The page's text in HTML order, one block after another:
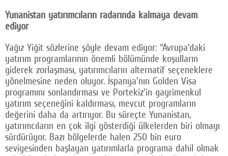
Yunanistan yatırımcıların radarında kalmaya devam
ediyor
Yağız Yiğit sözlerine şöyle devam ediyor: “Avrupa'daki
yatırım programlarının önemli bölümünde koşulların
giderek zorlaşması, yatırımcıların alternatif seçeneklere
yönelmesine neden oluyor. İspanya'nın Golden Visa
programını sonlandırması ve Portekiz'in gayrimenkul
yatırım seçeneğini kaldırması, mevcut programların
değerini daha da artırıyor. Bu süreçte Yunanistan,
yatırımcıların en çok ilgi gösterdiği ülkelerden biri olmayı
sürdürüyor. Bazı bölgelerde halen 250 bin euro
seviyesinden başlayan yatırımlarla programa dahil olmak